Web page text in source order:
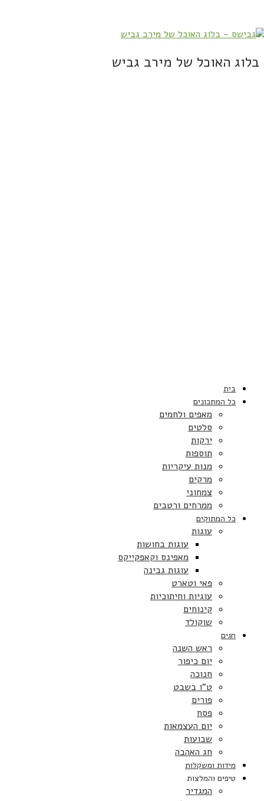
בלוג האוכל של מירב גביש
בית
כל המתכונים
מאפים ולחמים
סלטים
ירקות
תוספות
מנות עיקריות
מרקים
צמחוני
ממרחים ורטבים
כל המתוקים
עוגות
עוגות בחושות
מאפינס וקאפקייקס
עוגות גבינה
פאי וטארט
עוגיות וחיתוכיות
קינוחים
שוקולד
חגים
ראש השנה
יום כיפור
חנוכה
ט”ו בשבט
פורים
פסח
יום העצמאות
שבועות
חג האהבה
מידות ומשקלות
טיפים והמלצות
המגדיר